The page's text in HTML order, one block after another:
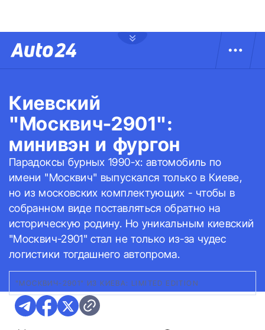
Киевский
"Москвич-2901":
минивэн и фургон
Парадоксы бурных 1990-х: автомобиль по
имени "Москвич" выпускался только в Киеве,
но из московских комплектующих - чтобы в
собранном виде поставляться обратно на
историческую родину. Но уникальным киевский
"Москвич-2901" стал не только из-за чудес
логистики тогдашнего автопрома.
"МОСКВИЧ-2901" ИЗ КИЕВА: LIMITED EDITION